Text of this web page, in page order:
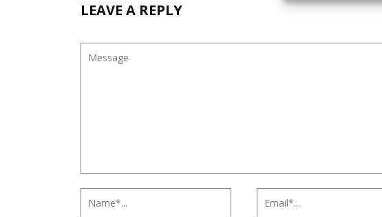
LEAVE A REPLY